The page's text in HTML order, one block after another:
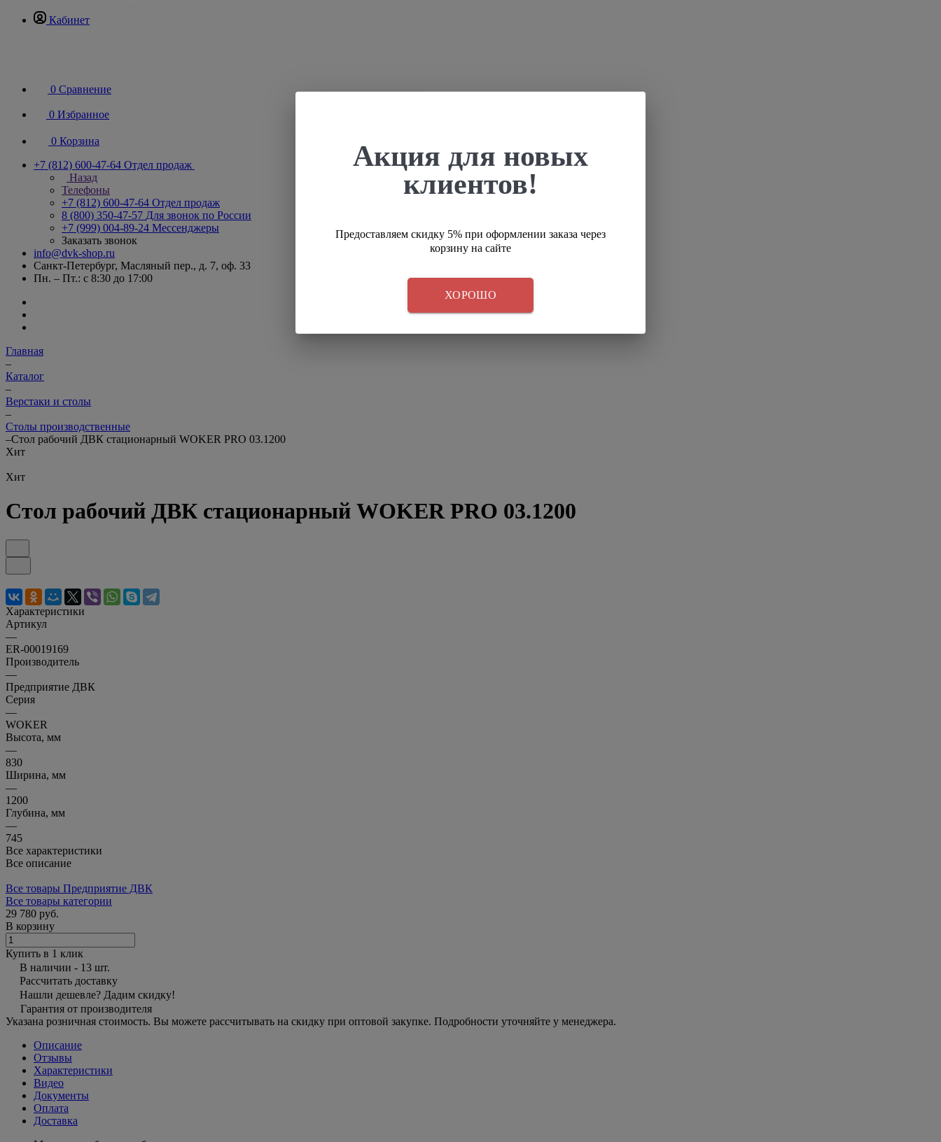
Кабинет
0 Сравнение
0 Избранное
0 Корзина
+7 (812) 600-47-64 Отдел продаж
Назад
Телефоны
+7 (812) 600-47-64 Отдел продаж
8 (800) 350-47-57 Для звонок по России
+7 (999) 004-89-24 Мессенджеры
Заказать звонок
info@dvk-shop.ru
Санкт-Петербург, Масляный пер., д. 7, оф. 33
Пн. – Пт.: с 8:30 до 17:00
Главная
–
Каталог
–
Верстаки и столы
–
Столы производственные
–Стол рабочий ДВК стационарный WOKER PRO 03.1200
Хит
Хит
Стол рабочий ДВК стационарный WOKER PRO 03.1200
Характеристики
Артикул
—
ER-00019169
Производитель
—
Предприятие ДВК
Серия
—
WOKER
Высота, мм
—
830
Ширина, мм
—
1200
Глубина, мм
—
745
Все характеристики
Все описание
Все товары Предприятие ДВК
Все товары категории
29 780 руб.
В корзину
Купить в 1 клик
В наличии - 13 шт.
Рассчитать доставку
Нашли дешевле? Дадим скидку!
Гарантия от производителя
Указана розничная стоимость. Вы можете рассчитывать на скидку при оптовой закупке. Подробности уточняйте у менеджера.
Описание
Отзывы
Характеристики
Видео
Документы
Оплата
Доставка
Акция для новых
клиентов!
Предоставляем скидку 5% при оформлении заказа через
корзину на сайте
ХОРОШО